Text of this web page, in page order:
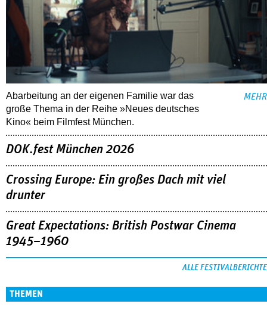
Abarbeitung an der eigenen Familie war das
große Thema in der Reihe »Neues deutsches
Kino« beim Filmfest München.
MEHR
DOK.fest München 2026
Crossing Europe: Ein großes Dach mit viel
drunter
Great Expectations: British Postwar Cinema
1945–1960
ALLE FESTIVALBERICHTE
THEMEN